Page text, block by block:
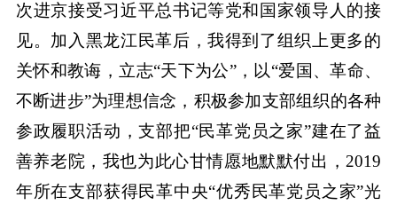
次进京接受习近平总书记等党和国家领导人的接
见。加入黑龙江民革后，我得到了组织上更多的
关怀和教诲，立志“天下为公”，以“爱国、革命、
不断进步”为理想信念，积极参加支部组织的各种
参政履职活动，支部把“民革党员之家”建在了益
善养老院，我也为此心甘情愿地默默付出，2019
年所在支部获得民革中央“优秀民革党员之家”光